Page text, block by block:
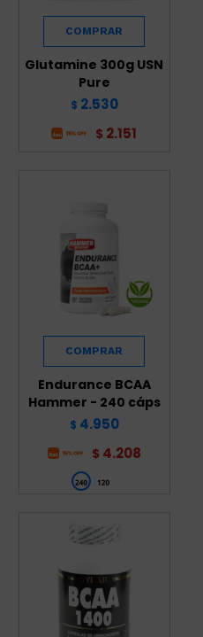
Glutamine 300g USN
Pure
$ 2.530
$ 2.151
Endurance BCAA
Hammer - 240 cáps
$ 4.950
$ 4.208